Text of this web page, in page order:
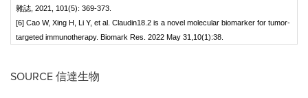
雜誌, 2021, 101(5): 369-373.
[6] Cao W, Xing H, Li Y, et al. Claudin18.2 is a novel molecular biomarker for tumor-
targeted immunotherapy. Biomark Res. 2022 May 31,10(1):38.
SOURCE 信達生物